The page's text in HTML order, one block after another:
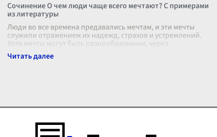
Сочинение О чем люди чаще всего мечтают? С примерами
из литературы
Люди во все времена предавались мечтам, и эти мечты
служили отражением их надежд, страхов и устремлений.
Хотя мечты могут быть разнообразными, через
литературные произведения можно